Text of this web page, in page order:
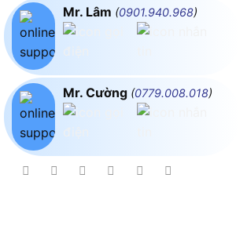
Mr. Lâm (0901.940.968)
Mr. Cường (0779.008.018)